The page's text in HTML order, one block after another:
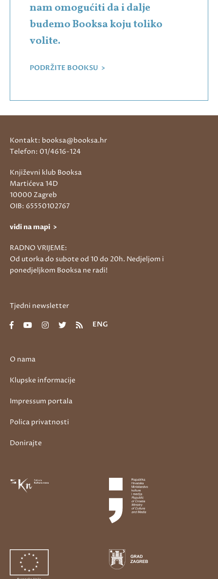
nam omogućiti da i dalje
budemo Booksa koju toliko
volite.
PODRŽITE BOOKSU >
O nama
Klupske informacije
Impressum portala
Polica privatnosti
Donirajte
Kontakt: booksa@booksa.hr
Telefon: 01/4616-124
Književni klub Booksa
Martićeva 14D
10000 Zagreb
OIB: 65550102767
vidi na mapi >
RADNO VRIJEME:
Od utorka do subote od 10 do 20h. Nedjeljom i
ponedjeljkom Booksa ne radi!
Tjedni newsletter
ENG